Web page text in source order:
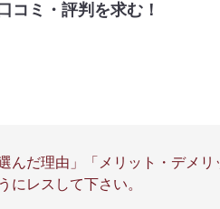
コミ・評判を求む！
んだ理由」「メリット・デメ
にレスして下さい。